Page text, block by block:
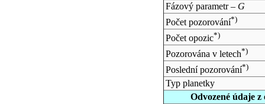
Fázový parametr – G
Počet pozorování*)
Počet opozic*)
Pozorována v letech*)
Poslední pozorování*)
Typ planetky
Odvozené údaje